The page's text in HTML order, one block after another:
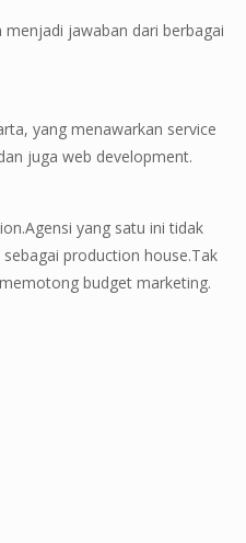
jawaban dari berbagai
yang menawarkan service
juga web development.
yang satu ini tidak
production house.Tak
budget marketing.